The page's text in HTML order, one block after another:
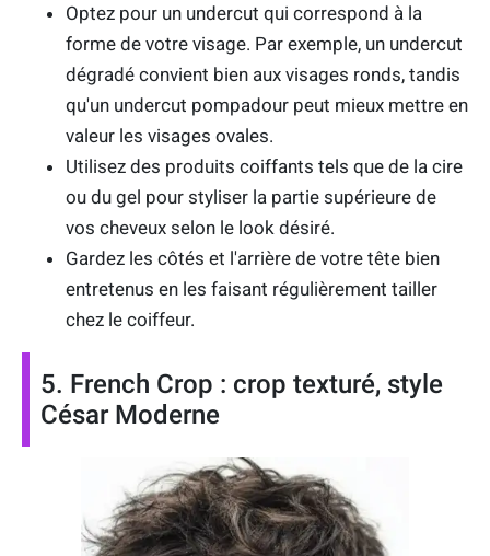
Optez pour un undercut qui correspond à la
forme de votre visage. Par exemple, un undercut
dégradé convient bien aux visages ronds, tandis
qu'un undercut pompadour peut mieux mettre en
valeur les visages ovales.
Utilisez des produits coiffants tels que de la cire
ou du gel pour styliser la partie supérieure de
vos cheveux selon le look désiré.
Gardez les côtés et l'arrière de votre tête bien
entretenus en les faisant régulièrement tailler
chez le coiffeur.
5. French Crop : crop texturé, style
César Moderne